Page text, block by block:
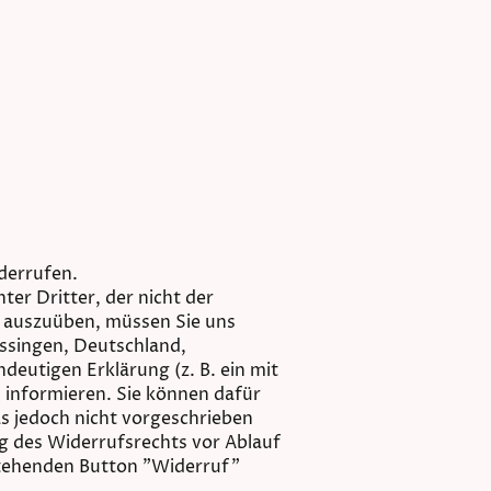
Dritter, der nicht der
müssen Sie uns
Deutschland,
Erklärung (z. B. ein mit
Sie können dafür
nicht vorgeschrieben
des Widerrufsrechts vor Ablauf
Button "Widerruf"